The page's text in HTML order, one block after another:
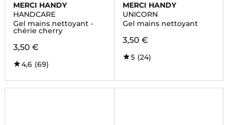
MERCI HANDY
HANDCARE
Gel mains nettoyant -
chérie cherry
3,50 €
4,6 (69)
MERCI HANDY
UNICORN
Gel mains nettoyant
3,50 €
5 (24)